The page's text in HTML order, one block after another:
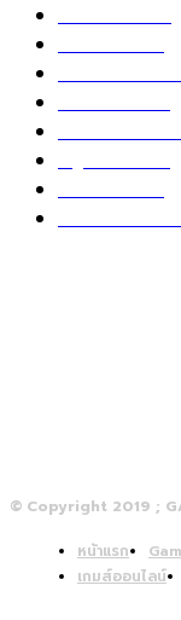
ข่าวเกมส์1162
เกม PC604
เกมส์ออนไลน์
เกมส์มือถือ71
เกมส์คอนโซล
สกู๊ปพิเศษ63
10 อันดับ24
วางจอย ปล่อ
© Copyright 2019 ;
หน้าแรก
เกมส์ออนไลน์